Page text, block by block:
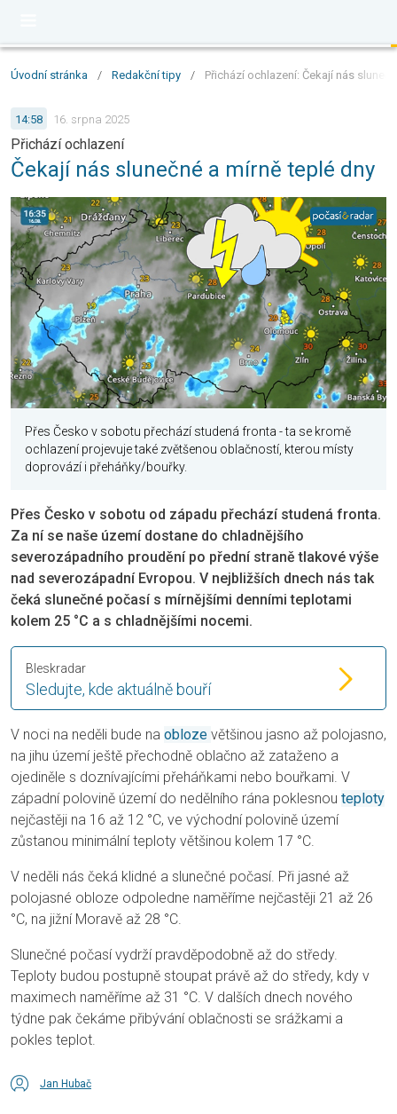
Úvodní stránka / Redakční tipy / Přichází ochlazení: Čekají nás
14:58 16. srpna 2025
Přichází ochlazení
Čekají nás slunečné a mírně teplé dny
Přes Česko v sobotu přechází studená fronta - ta se kromě
ochlazení projevuje také zvětšenou oblačností, kterou místy
doprovází i přeháňky/bouřky.
Přes Česko v sobotu od západu přechází studená fronta.
Za ní se naše území dostane do chladnějšího
severozápadního proudění po přední straně tlakové výše
nad severozápadní Evropou. V nejbližších dnech nás tak
čeká slunečné počasí s mírnějšími denními teplotami
kolem 25 °C a s chladnějšími nocemi.
Sledujte, kde aktuálně bouří
Bleskradar
V noci na neděli bude na obloze většinou jasno až polojasno,
na jihu území ještě přechodně oblačno až zataženo a
ojediněle s doznívajícími přeháňkami nebo bouřkami. V
západní polovině území do nedělního rána poklesnou teploty
nejčastěji na 16 až 12 °C, ve východní polovině území
zůstanou minimální teploty většinou kolem 17 °C.
V neděli nás čeká klidné a slunečné počasí. Při jasné až
polojasné obloze odpoledne naměříme nejčastěji 21 až 26
°C, na jižní Moravě až 28 °C.
Slunečné počasí vydrží pravděpodobně až do středy.
Teploty budou postupně stoupat právě až do středy, kdy v
maximech naměříme až 31 °C. V dalších dnech nového
týdne pak čekáme přibývání oblačnosti se srážkami a
pokles teplot.
Jan Hubač